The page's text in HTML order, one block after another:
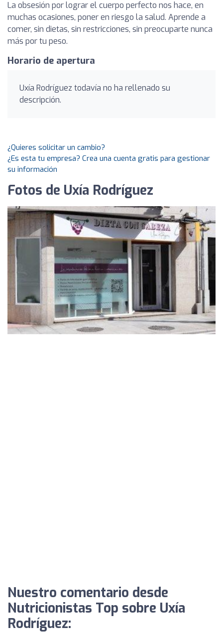
La obsesión por lograr el cuerpo perfecto nos hace, en
muchas ocasiones, poner en riesgo la salud. Aprende a
comer, sin dietas, sin restricciones, sin preocuparte nunca
más por tu peso.
Horario de apertura
Uxía Rodríguez todavía no ha rellenado su
descripción.
¿Quieres solicitar un cambio?
¿Es esta tu empresa? Crea una cuenta gratis para gestionar
su información
Fotos de Uxía Rodríguez
Nuestro comentario desde
Nutricionistas Top sobre Uxía
Rodríguez: